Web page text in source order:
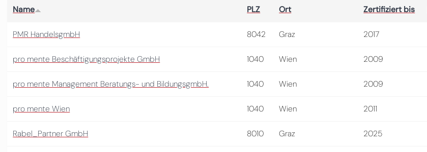
Name PLZ Ort Zertifiziert bis
PMR HandelsgmbH 8042 Graz 2017
pro mente Beschäftigungsprojekte GmbH 1040 Wien 2009
pro mente Management Beratungs- und BildungsgmbH. 1040 Wien 2009
pro mente Wien 1040 Wien 2011
Rabel_Partner GmbH 8010 Graz 2025